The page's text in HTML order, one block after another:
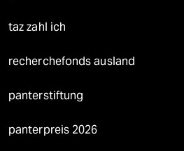
taz zahl ich
recherchefonds ausland
panterstiftung
panterpreis 2026